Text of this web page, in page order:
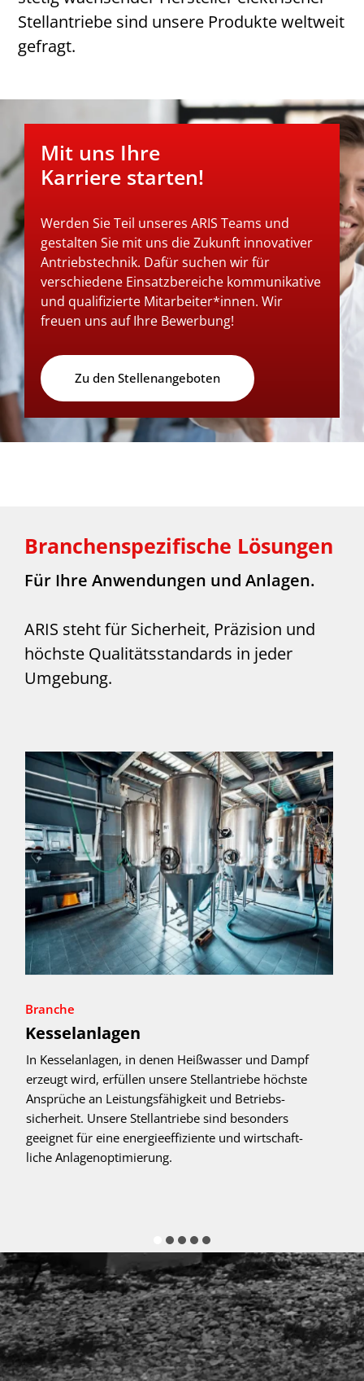
Stellantriebe sind unsere Produkte weltweit
gefragt.
Mit uns Ihre
Karriere starten!
Werden Sie Teil unseres ARIS Teams und
gestalten Sie mit uns die Zukunft innovativer
Antriebstechnik. Dafür suchen wir für
verschiedene Einsatzbereiche kommunikative
und qualifizierte Mitarbeiter*innen. Wir
freuen uns auf Ihre Bewerbung!
Zu den Stellenangeboten
Branchenspezifische Lösungen
Für Ihre Anwendungen und Anlagen.
ARIS steht für Sicherheit, Präzision und
höchste Qualitätsstandards in jeder
Umgebung.
Branche
In Kesselanlagen, in denen Heißwasser und Dampf
erzeugt wird, erfüllen unsere Stellantriebe höchste
Ansprüche an Leistungsfähigkeit und Betriebs-
sicherheit. Unsere Stellantriebe sind besonders
geeignet für eine energieeffiziente und wirtschaft-
liche Anlagenoptimierung.
Kesselanlagen